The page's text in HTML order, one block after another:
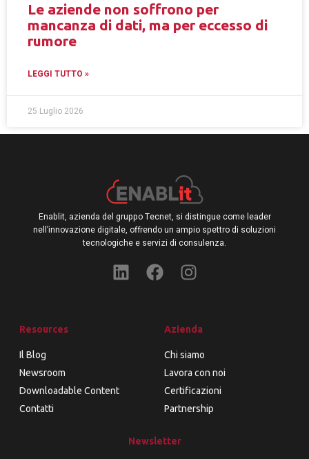
Le aziende non soffrono per
mancanza di dati, ma per eccesso di
rumore
LEGGI TUTTO »
25 Luglio 2026
Enablit, azienda del gruppo Tecnet, si distingue come leader
nell’innovazione digitale, offrendo un ampio spettro di soluzioni
tecnologiche e servizi di consulenza.
Resources
Il Blog
Newsroom
Downloadable Content
Contatti
Azienda
Chi siamo
Lavora con noi
Certificazioni
Partnership
Newsletter